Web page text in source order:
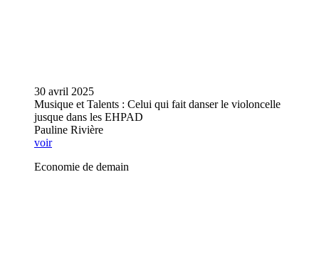
30 avril 2025
Musique et Talents : Celui qui fait danser le violoncelle
jusque dans les EHPAD
Pauline Rivière
voir
Economie de demain